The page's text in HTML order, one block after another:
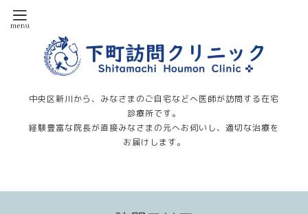
中央区新川から、みなさまのご自宅などへ医師が訪問する在宅
診療所です。
経験豊富な院長が直接みなさまの元へお伺いし、適切な治療を
お届けします。